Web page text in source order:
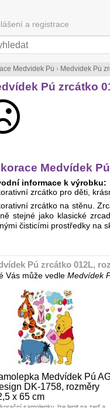
Pú zrcátko
Medvídek
informace k výrobku:
zrcátko pro děti,
zrcátko na stěnu.
stejné jako klasické
čisticími prostředky na
Pú zrcátko 012L,
Vás může vedle Medvídek
Medvídek Pú
DK-1758, rozměry
x 65 cm
samolepky, lze lepit na zeď a
Medvídek Pú › Medvídek Pú
a registrace